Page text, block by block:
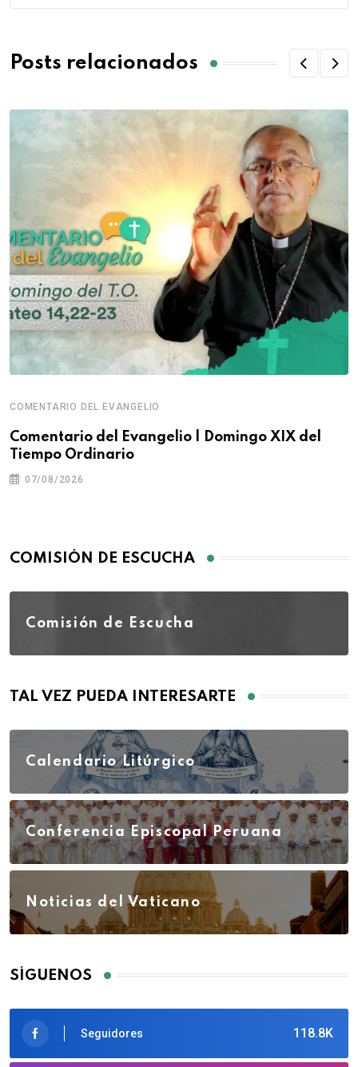
Posts relacionados
COMENTARIO DEL EVANGELIO
Comentario del Evangelio | Domingo XIX del
Tiempo Ordinario
07/08/2026
COMISIÓN DE ESCUCHA
Comisión de Escucha
TAL VEZ PUEDA INTERESARTE
Calendario Litúrgico
Conferencia Episcopal Peruana
Noticias del Vaticano
SÍGUENOS
118.8K
Seguidores